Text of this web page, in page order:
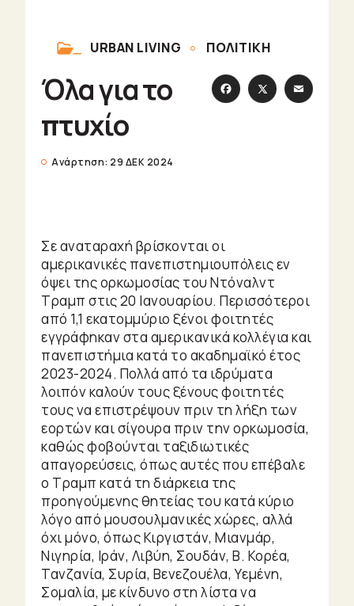
Σχεδόν
Αθλητισμός
Πολιτική
Ελεύθερα
θέματα
Virality
Strolling
Urban
Legend
True
Crime
Enter/Exit
Θείτσες
Little
Shops
Ζώα
Φυτά
Πράγματα
Ζώδια
Urban
Travelling
ΦΥΤΆ ΠΡΆΓΜΑΤΑ
URBAN LIVING ΠΟΛΙΤΙΚΉ
Όλα για το
πτυχίο
Ανάρτηση: 29 ΔΕΚ 2024
Σε αναταραχή βρίσκονται οι
αμερικανικές πανεπιστημιουπόλεις εν
όψει της ορκωμοσίας του Ντόναλντ
Τραμπ στις 20 Ιανουαρίου. Περισσότεροι
από 1,1 εκατομμύριο ξένοι φοιτητές
εγγράφηκαν στα αμερικανικά κολλέγια και
πανεπιστήμια κατά το ακαδημαϊκό έτος
2023-2024. Πολλά από τα ιδρύματα
λοιπόν καλούν τους ξένους φοιτητές
τους να επιστρέψουν πριν τη λήξη των
εορτών και σίγουρα πριν την ορκωμοσία,
καθώς φοβούνται ταξιδιωτικές
απαγορεύσεις, όπως αυτές που επέβαλε
ο Τραμπ κατά τη διάρκεια της
προηγούμενης θητείας του κατά κύριο
λόγο από μουσουλμανικές χώρες, αλλά
όχι μόνο, όπως Κιργιστάν, Μιανμάρ,
Νιγηρία, Ιράν, Λιβύη, Σουδάν, Β. Κορέα,
Τανζανία, Συρία, Βενεζουέλα, Υεμένη,
Σομαλία, με κίνδυνο στη λίστα να